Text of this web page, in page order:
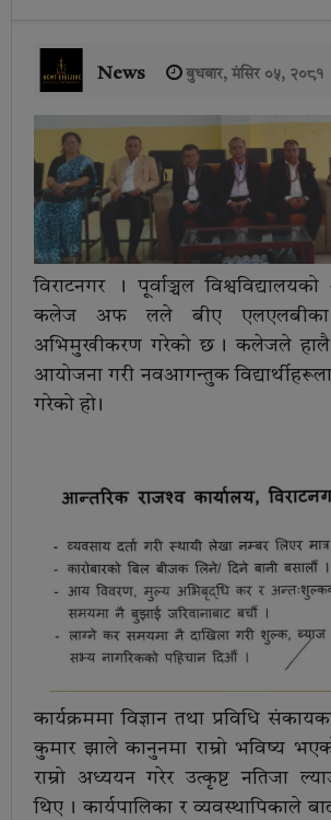
News बुधबार, मंसिर ०५, २०८१
विराटनगर । पूर्वाञ्चल
कलेज अफ लले बीए एलएलबीका
अभिमुखीकरण गरेको छ । कलेजले हालै
आयोजना गरी नवआगन्तुक
गरेको हो ।
कार्यक्रममा विज्ञान तथा प्रविधि
कुमार झाले कानुनमा राम्रो भविष्य
राम्रो अध्ययन गरेर उत्कृष्ट नतिजा
थिए । कार्यपालिका र व्यवस्थापिकाले